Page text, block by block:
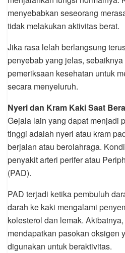
menyebabkan seseorang
tidak melakukan aktivitas berat.
Jika rasa lelah berlangsung
penyebab yang jelas,
pemeriksaan kesehatan untuk
secara menyeluruh.
Nyeri dan Kram Kaki Saat
Gejala lain yang dapat menjadi
tinggi adalah nyeri atau kram
berjalan atau berolahraga.
penyakit arteri perifer atau
(PAD).
PAD terjadi ketika pembuluh
darah ke kaki mengalami
kolesterol dan lemak.
mendapatkan pasokan oksigen
digunakan untuk beraktivitas.